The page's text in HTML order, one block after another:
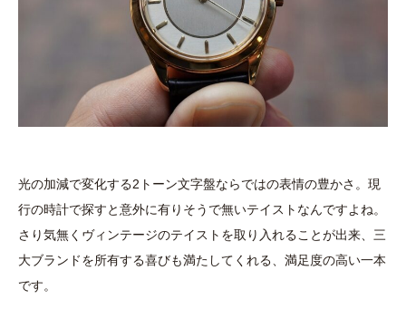
光の加減で変化する2トーン文字盤ならではの表情の豊かさ。現
行の時計で探すと意外に有りそうで無いテイストなんですよね。
さり気無くヴィンテージのテイストを取り入れることが出来、三
大ブランドを所有する喜びも満たしてくれる、満足度の高い一本
です。